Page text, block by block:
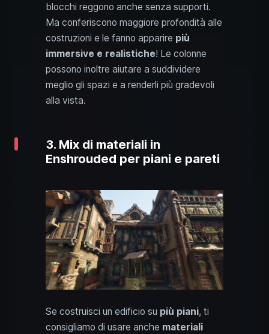
blocchi reggono anche senza supporti.
Ma conferiscono maggiore profondità alle
costruzioni e le fanno apparire più
immersive e realistiche! Le colonne
possono inoltre aiutare a suddividere
meglio gli spazi e a renderli più gradevoli
alla vista.
3. Mix di materiali in
Enshrouded per piani e pareti
Se costruisci un edificio su più piani, ti
consigliamo di usare anche materiali